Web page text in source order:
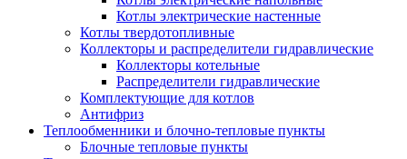
Котлы электрические настенные
Котлы твердотопливные
Коллекторы и распределители гидравлические
Коллекторы котельные
Распределители гидравлические
Комплектующие для котлов
Антифриз
Теплообменники и блочно-тепловые пункты
Блочные тепловые пункты